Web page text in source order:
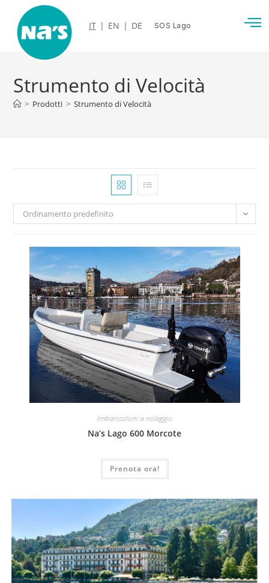
IT | EN | DE SOS Lago
Strumento di Velocità
> Prodotti > Strumento di Velocità
Ordinamento predefinito
Imbarcazioni a noleggio
Na’s Lago 600 Morcote
Prenota ora!